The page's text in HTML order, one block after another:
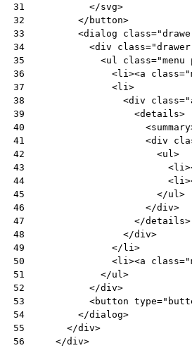
31
32
33
34
35
36
37
38
39
40
41
42
43
44
45
46
47
48
49
50
51
52
53
54
55
56
</svg>
</ button>
<dialog class=
<div class=
<ul class="menu
<li ><a class=
<li >
<div class=
<details>
<summary
<div
<ul >
<li
<li
</ul >
</div>
</details>
</div>
</li >
<li ><a class=
</ul >
</div>
<button type=
</dialog>
</div>
</div>